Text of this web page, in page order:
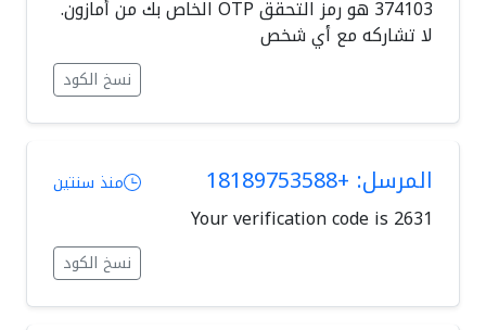
374103 هو رمز التحقق OTP الخاص بك من أمازون.
لا تشاركه مع أي شخص
نسخ الكود
المرسل: +18189753588 منذ سنتين
Your verification code is 2631
نسخ الكود